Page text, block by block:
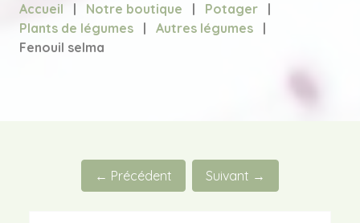
Accueil | Notre boutique | Potager
|
Plants de légumes
| Autres légumes
|
Fenouil selma
← Précédent Suivant →